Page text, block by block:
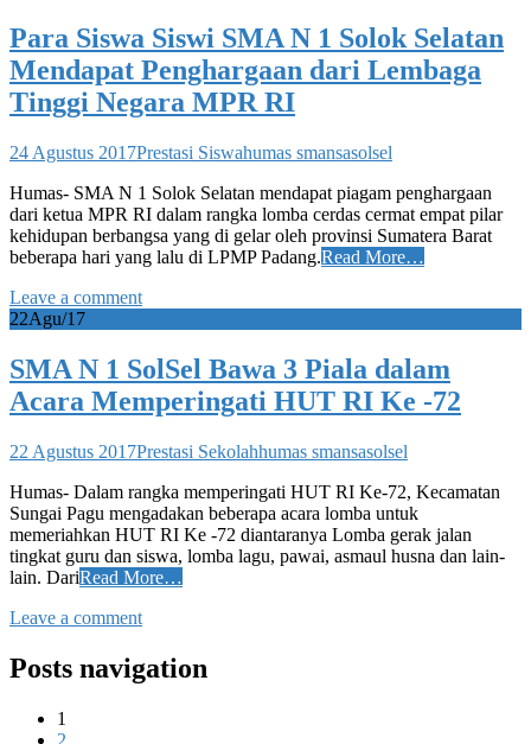
Para Siswa Siswi SMA N 1 Solok Selatan
Mendapat Penghargaan dari Lembaga
Tinggi Negara MPR RI
24 Agustus 2017Prestasi Siswahumas smansasolsel
Humas- SMA N 1 Solok Selatan mendapat piagam penghargaan
dari ketua MPR RI dalam rangka lomba cerdas cermat empat pilar
kehidupan berbangsa yang di gelar oleh provinsi Sumatera Barat
beberapa hari yang lalu di LPMP Padang.Read More…
Leave a comment
22Agu/17
SMA N 1 SolSel Bawa 3 Piala dalam
Acara Memperingati HUT RI Ke -72
22 Agustus 2017Prestasi Sekolahhumas smansasolsel
Humas- Dalam rangka memperingati HUT RI Ke-72, Kecamatan
Sungai Pagu mengadakan beberapa acara lomba untuk
memeriahkan HUT RI Ke -72 diantaranya Lomba gerak jalan
tingkat guru dan siswa, lomba lagu, pawai, asmaul husna dan lain-
lain. DariRead More…
Leave a comment
Posts navigation
1
2